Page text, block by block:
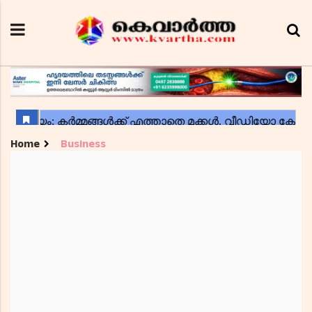
Home Business